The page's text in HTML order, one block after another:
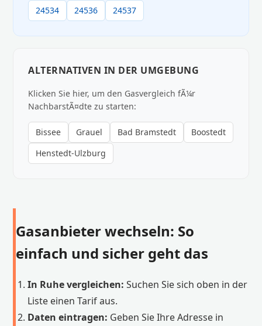
24534 24536 24537
ALTERNATIVEN IN DER UMGEBUNG
Klicken Sie hier, um den Gasvergleich fÃ¼r
NachbarstÃ¤dte zu starten:
Bissee Grauel Bad Bramstedt
Boostedt
Henstedt-Ulzburg
Gasanbieter wechseln: So
einfach und sicher geht das
In Ruhe vergleichen: Suchen Sie sich oben in der
Liste einen Tarif aus.
Daten eintragen: Geben Sie Ihre Adresse in